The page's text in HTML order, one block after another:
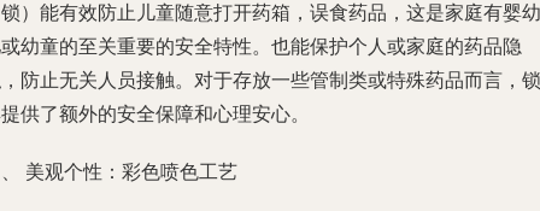
）能有效防止儿童随意打开药箱，误食药品，这是家庭有婴幼
幼童的至关重要的安全特性。也能保护个人或家庭的药品隐
防止无关人员接触。对于存放一些管制类或特殊药品而言，锁
供了额外的安全保障和心理安心。
美观个性：彩色喷色工艺